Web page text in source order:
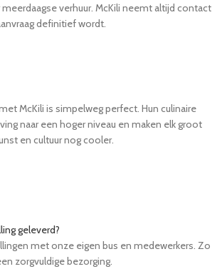
verhuur. McKili neemt altijd contact
definitief wordt.
McKili is simpelweg perfect. Hun culinaire
naar een hoger niveau en maken elk groot
en cultuur nog cooler.
geleverd?
met onze eigen bus en medewerkers. Zo
zorgvuldige bezorging.